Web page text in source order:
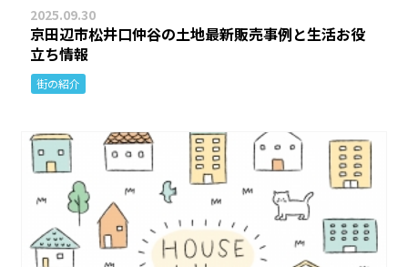
2025.09.30
京田辺市松井口仲谷の土地最新販売事例と生活お役
立ち情報
街の紹介